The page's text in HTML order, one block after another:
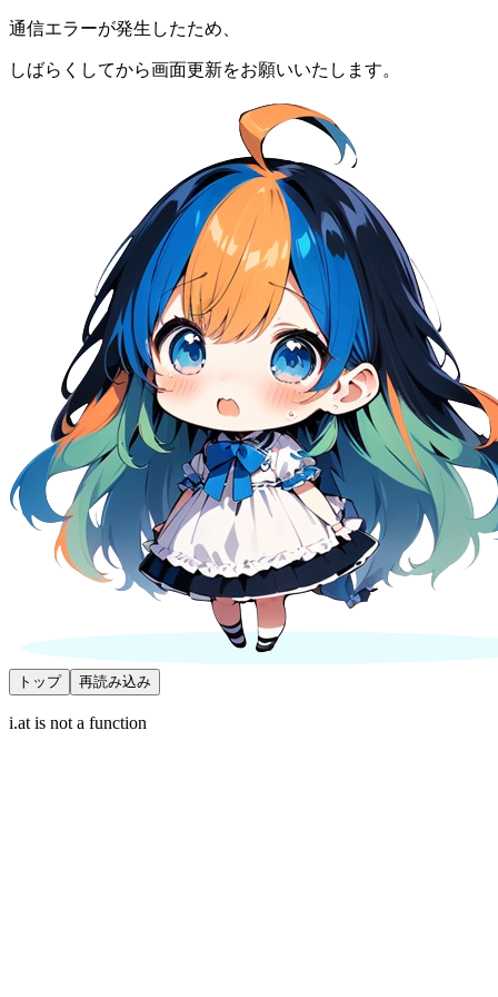
通信エラーが発生したため、
しばらくしてから画面更新をお願いいたします。
トップ 再読み込み
i.at is not a function